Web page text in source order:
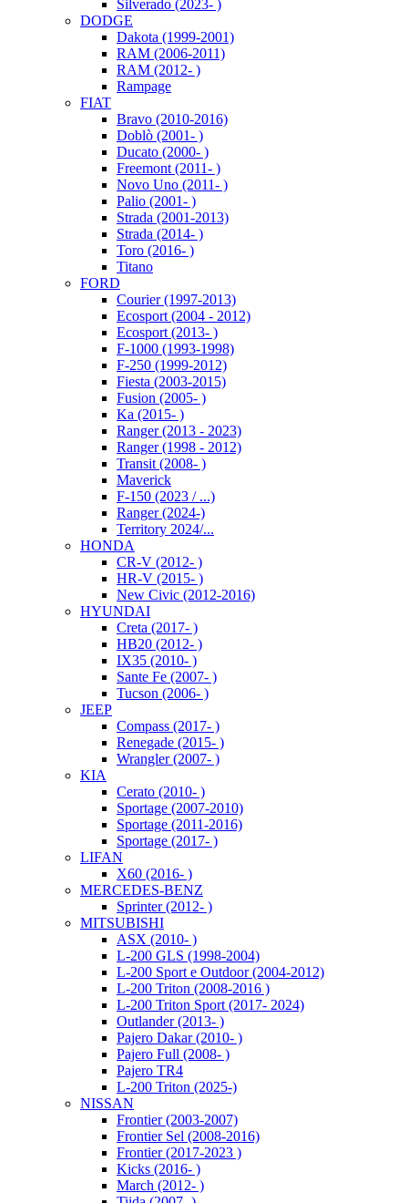
Silverado (2023- )
DODGE
Dakota (1999-2001)
RAM (2006-2011)
RAM (2012- )
Rampage
FIAT
Bravo (2010-2016)
Doblò (2001- )
Ducato (2000- )
Freemont (2011- )
Novo Uno (2011- )
Palio (2001- )
Strada (2001-2013)
Strada (2014- )
Toro (2016- )
Titano
FORD
Courier (1997-2013)
Ecosport (2004 - 2012)
Ecosport (2013- )
F-1000 (1993-1998)
F-250 (1999-2012)
Fiesta (2003-2015)
Fusion (2005- )
Ka (2015- )
Ranger (2013 - 2023)
Ranger (1998 - 2012)
Transit (2008- )
Maverick
F-150 (2023 / ...)
Ranger (2024-)
Territory 2024/...
HONDA
CR-V (2012- )
HR-V (2015- )
New Civic (2012-2016)
HYUNDAI
Creta (2017- )
HB20 (2012- )
IX35 (2010- )
Sante Fe (2007- )
Tucson (2006- )
JEEP
Compass (2017- )
Renegade (2015- )
Wrangler (2007- )
KIA
Cerato (2010- )
Sportage (2007-2010)
Sportage (2011-2016)
Sportage (2017- )
LIFAN
X60 (2016- )
MERCEDES-BENZ
Sprinter (2012- )
MITSUBISHI
ASX (2010- )
L-200 GLS (1998-2004)
L-200 Sport e Outdoor (2004-2012)
L-200 Triton (2008-2016 )
L-200 Triton Sport (2017- 2024)
Outlander (2013- )
Pajero Dakar (2010- )
Pajero Full (2008- )
Pajero TR4
L-200 Triton (2025-)
NISSAN
Frontier (2003-2007)
Frontier Sel (2008-2016)
Frontier (2017-2023 )
Kicks (2016- )
March (2012- )